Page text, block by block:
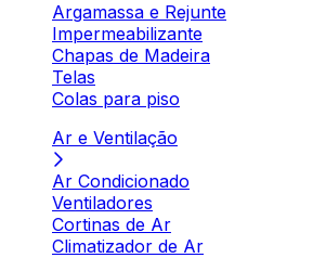
Argamassa e Rejunte
Impermeabilizante
Chapas de Madeira
Telas
Colas para piso
Ar e Ventilação
Ar Condicionado
Ventiladores
Cortinas de Ar
Climatizador de Ar